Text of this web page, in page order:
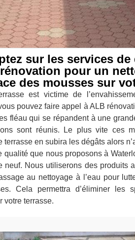
sur les services
pour un
des mousses sur
est victime de
pouvez faire appel à ALB
fléau qui se répandent à une
sont réunis. Le plus vite ces
terrasse en subira les dégâts alors
qualité que nous proposons à
neuf. Nous utiliserons des produits
au nettoyage à l’eau pour
Cela permettra d’éliminer les
votre terrasse.